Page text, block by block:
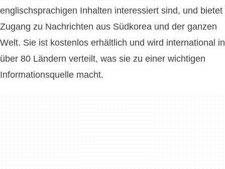
englischsprachigen Inhalten interessiert sind, und bietet
Zugang zu Nachrichten aus Südkorea und der ganzen
Welt. Sie ist kostenlos erhältlich und wird international in
über 80 Ländern verteilt, was sie zu einer wichtigen
Informationsquelle macht.